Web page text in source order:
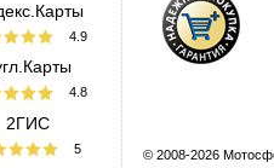
4.9
4.8
2ГИС
5 © 2008-2026